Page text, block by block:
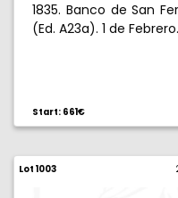
1835. Banco de San
(Ed. A23a). 1 de
Start: 661€
Lot 1003